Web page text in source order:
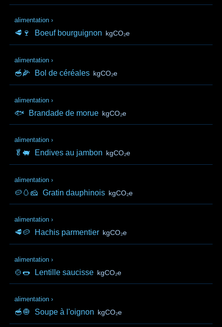
alimentation ›
🥩🍷 Boeuf bourguignon kgCO₂e
alimentation ›
🥣🌽 Bol de céréales kgCO₂e
alimentation ›
🐟 Brandade de morue kgCO₂e
alimentation ›
🥬🐖 Endives au jambon kgCO₂e
alimentation ›
🥔🥚🧀 Gratin dauphinois kgCO₂e
alimentation ›
🥩🥔 Hachis parmentier kgCO₂e
alimentation ›
🍲🌭 Lentille saucisse kgCO₂e
alimentation ›
🥣🧅 Soupe à l'oignon kgCO₂e